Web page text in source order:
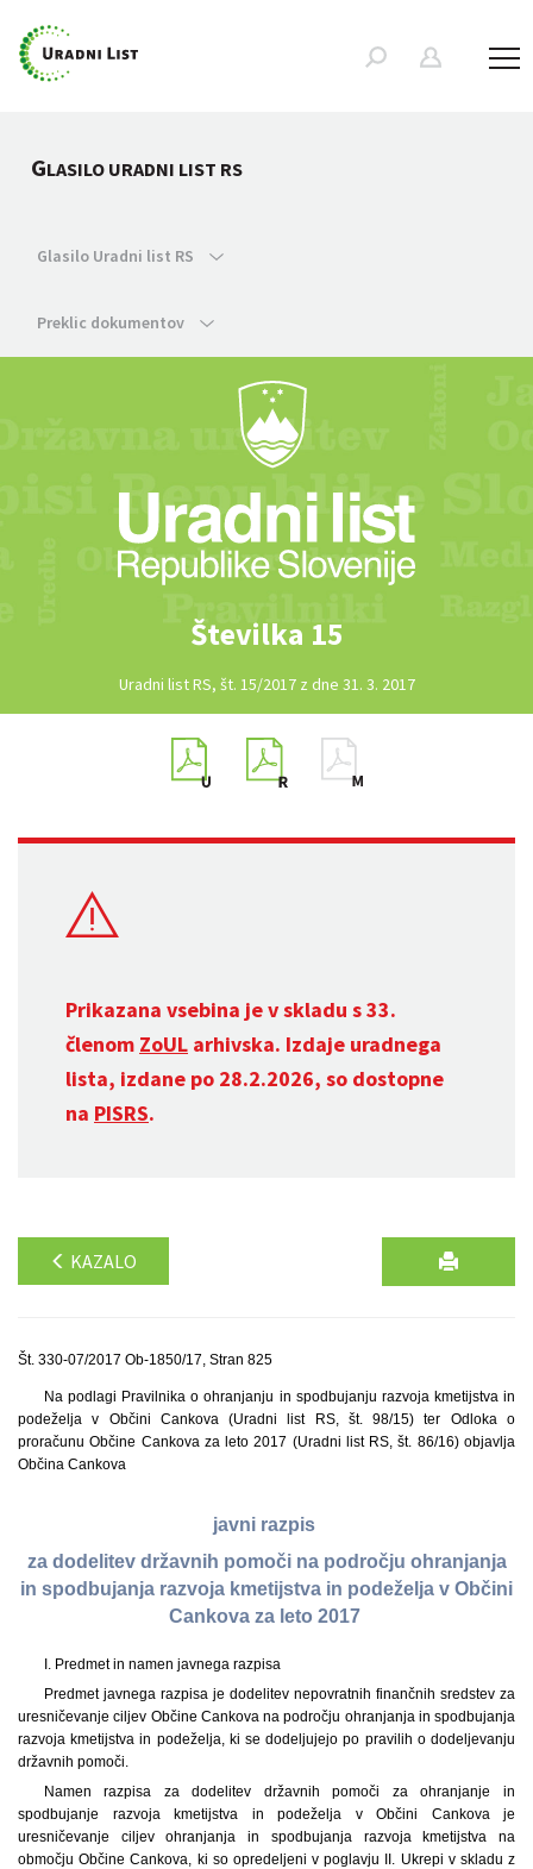
GLASILO URADNI LIST RS
Glasilo Uradni list RS
Preklic dokumentov
Številka 15
Uradni list RS, št. 15/2017 z dne 31. 3. 2017
Prikazana vsebina je v skladu s 33.
členom ZoUL arhivska. Izdaje uradnega
lista, izdane po 28.2.2026, so dostopne
na PISRS.
KAZALO
Št. 330-07/2017 Ob-1850/17, Stran 825
Na podlagi Pravilnika o ohranjanju in spodbujanju razvoja kmetijstva in
podeželja v Občini Cankova (Uradni list RS, št. 98/15) ter Odloka o
proračunu Občine Cankova za leto 2017 (Uradni list RS, št. 86/16) objavlja
Občina Cankova
javni razpis
za dodelitev državnih pomoči na področju ohranjanja
in spodbujanja razvoja kmetijstva in podeželja v Občini
Cankova za leto 2017
I. Predmet in namen javnega razpisa
Predmet javnega razpisa je dodelitev nepovratnih finančnih sredstev za
uresničevanje ciljev Občine Cankova na področju ohranjanja in spodbujanja
razvoja kmetijstva in podeželja, ki se dodeljujejo po pravilih o dodeljevanju
državnih pomoči.
Namen razpisa za dodelitev državnih pomoči za ohranjanje in
spodbujanje razvoja kmetijstva in podeželja v Občini Cankova je
uresničevanje ciljev ohranjanja in spodbujanja razvoja kmetijstva na
območju Občine Cankova, ki so opredeljeni v poglavju II. Ukrepi v skladu z